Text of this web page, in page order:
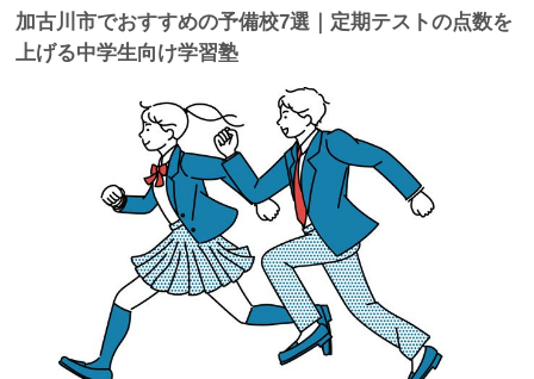
加古川市でおすすめの予備校7選｜定期テストの点数を
上げる中学生向け学習塾